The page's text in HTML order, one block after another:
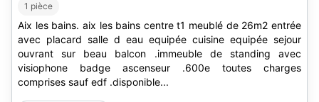
1 pièce
Aix les bains. aix les bains centre t1 meublé de 26m2 entrée
avec placard salle d eau equipée cuisine equipée sejour
ouvrant sur beau balcon .immeuble de standing avec
visiophone badge ascenseur .600e toutes charges
comprises sauf edf .disponible...